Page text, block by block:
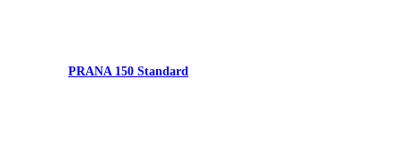
PRANA 150 Standard